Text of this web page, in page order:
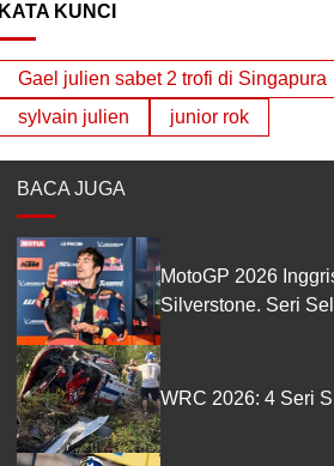
KATA KUNCI
Gael julien sabet 2 trofi di Singapura
sylvain julien
junior rok
BACA JUGA
MotoGP 2026
Silverstone. Seri
WRC 2026: 4 Seri